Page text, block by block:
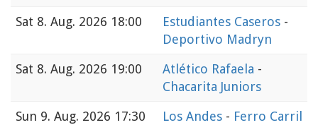
Sat 8. Aug. 2026 18:00 Estudiantes Caseros -
Deportivo Madryn
Sat 8. Aug. 2026 19:00 Atlético Rafaela -
Chacarita Juniors
Sun 9. Aug. 2026 17:30 Los Andes - Ferro Carril